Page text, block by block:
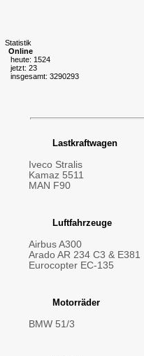
Statistik
Online
heute: 1524
jetzt: 23
insgesamt: 3290293
Lastkraftwagen
Iveco Stralis
Kamaz 5511
MAN F90
Luftfahrzeuge
Airbus A300
Arado AR 234 C3 & E381
Eurocopter EC-135
Motorräder
BMW 51/3